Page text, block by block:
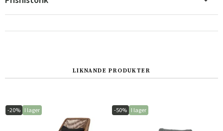
Sverige
Danmark
Norge
Suomi
LIKNANDE PRODUKTER
-20% I lager -50% I lager